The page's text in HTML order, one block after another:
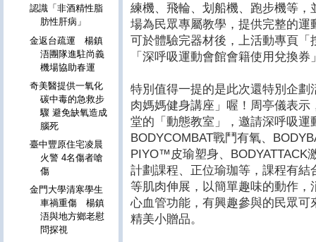
練機、飛輪、划船機、跑步機等
場為民眾專屬教學，提供完整的
可於體驗完器材後，上活動專頁
「深呼吸運動會館會籍使用兌換券
特別值得一提的是此次還特別企
肉媽媽健身講座」喔！周亭儀表
堂的「動態教室」，邀請深呼吸
BODYCOMBAT戰鬥有氧、
PIYO™皮瑜塑身、BODYATTACK
計劃課程、正位瑜珈等，課程有
等肌肉伸展，以簡單趣味的動作
心血管功能，有興趣參與的民眾
精美小贈品。
認識「非酒精性脂
肪性肝病」
金返台疏運 楊鎮
浯團隊進駐尚義
機場協助春運
奇美醫提供一氧化
碳中毒的急救步
驟 避免缺氧造成
腦死
臺中豐原住宅凌晨
火警 4名傷者嗆
傷
金門大學清寒學生
車禍重傷 楊鎮
浯與地方鄉老慰
問探視